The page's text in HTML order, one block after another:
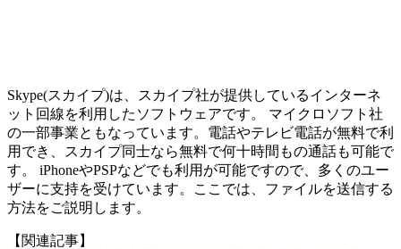
Skype(スカイプ)は、スカイプ社が提供しているインターネ
ット回線を利用したソフトウェアです。 マイクロソフト社
の一部事業ともなっています。電話やテレビ電話が無料で利
用でき、スカイプ同士なら無料で何十時間もの通話も可能で
す。 iPhoneやPSPなどでも利用が可能ですので、多くのユー
ザーに支持を受けています。ここでは、ファイルを送信する
方法をご説明します。
【関連記事】